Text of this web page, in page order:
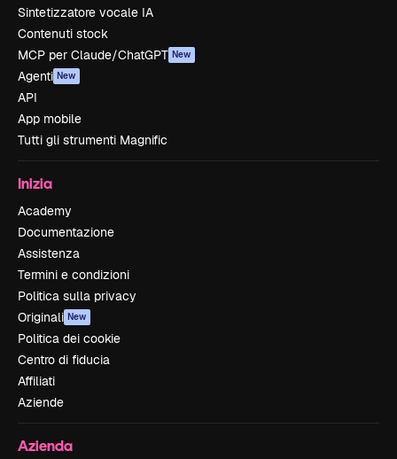
Sintetizzatore vocale IA
Contenuti stock
MCP per Claude/ChatGPT New
Agenti New
API
App mobile
Tutti gli strumenti Magnific
Inizia
Academy
Documentazione
Assistenza
Termini e condizioni
Politica sulla privacy
Originali New
Politica dei cookie
Centro di fiducia
Affiliati
Aziende
Azienda